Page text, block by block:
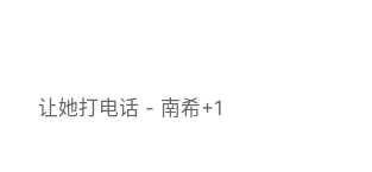
让她打电话 - 南希+1